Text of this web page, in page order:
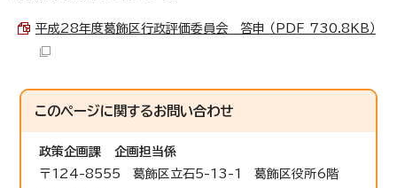
平成28年度葛飾区行政評価委員会 答申 （PDF 730.8KB）
このページに関するお問い合わせ
政策企画課
企画担当係
〒124-8555 葛飾区立石5-13-1 葛飾区役所6階